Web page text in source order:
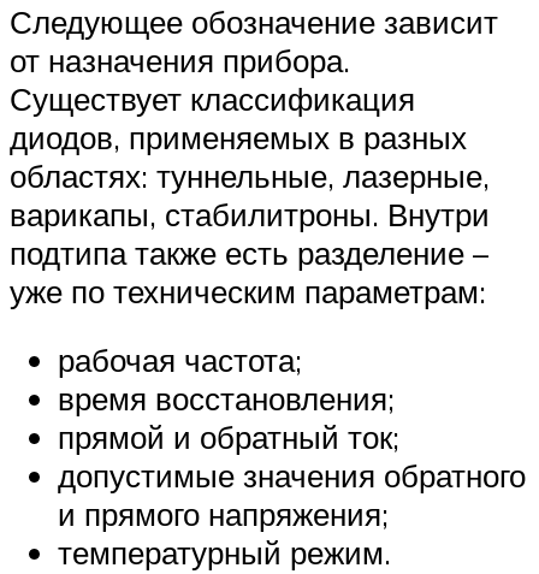
Следующее обозначение зависит
от назначения прибора.
Существует классификация
диодов, применяемых в разных
областях: туннельные, лазерные,
варикапы, стабилитроны. Внутри
подтипа также есть разделение –
уже по техническим параметрам:
рабочая частота;
время восстановления;
прямой и обратный ток;
допустимые значения обратного
и прямого напряжения;
температурный режим.